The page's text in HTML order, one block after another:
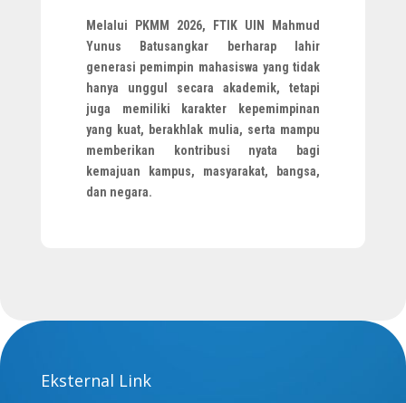
Melalui PKMM 2026, FTIK UIN Mahmud
Yunus Batusangkar berharap lahir
generasi pemimpin mahasiswa yang tidak
hanya unggul secara akademik, tetapi
juga memiliki karakter kepemimpinan
yang kuat, berakhlak mulia, serta mampu
memberikan kontribusi nyata bagi
kemajuan kampus, masyarakat, bangsa,
dan negara.
Eksternal Link